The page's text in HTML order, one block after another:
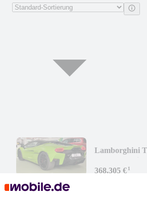
Lamborghini
368.305 €¹
Neuwagen•677 kW (920 PS)